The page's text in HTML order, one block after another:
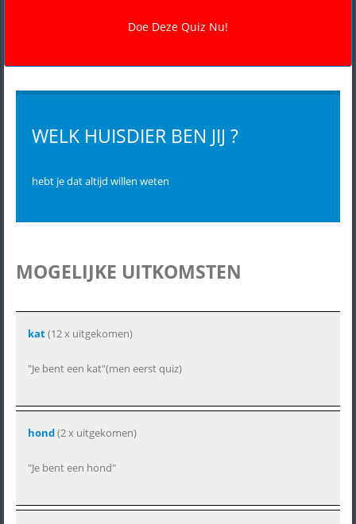
WELK HUISDIER BEN JIJ ?
hebt je dat altijd willen weten
MOGELIJKE UITKOMSTEN
kat(12 x uitgekomen)
"Je bent een kat"(men eerst quiz)
hond(2 x uitgekomen)
"Je bent een hond"